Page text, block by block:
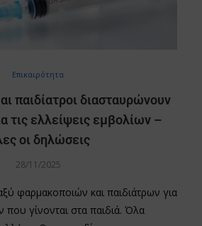
Επικαιρότητα
παιδίατροι διασταυρώνουν
τις ελλείψεις εμβολίων –
οι δηλώσεις
28/11/2025
φαρμακοποιών και παιδιάτρων για
που γίνονται στα παιδιά. Όλα